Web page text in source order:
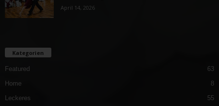
April 14, 2026
Kategorien
Featured
63
Home
8
Leckeres
55